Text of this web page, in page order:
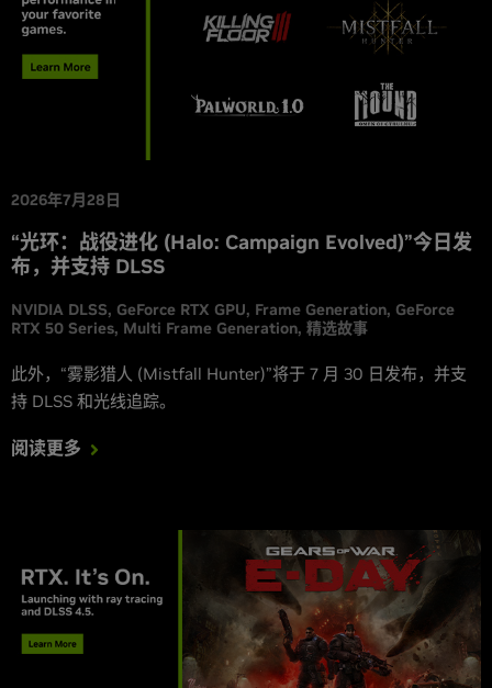
2026年7月28日
“光环：战役进化 (Halo: Campaign Evolved)”今日发
布，并支持 DLSS
NVIDIA DLSS GeForce RTX GPU Frame Generation GeForce
RTX 50 Series Multi Frame Generation 精选故事
此外，“雾影猎人 (Mistfall Hunter)”将于 7 月 30 日发布，并支
持 DLSS 和光线追踪。
阅读更多